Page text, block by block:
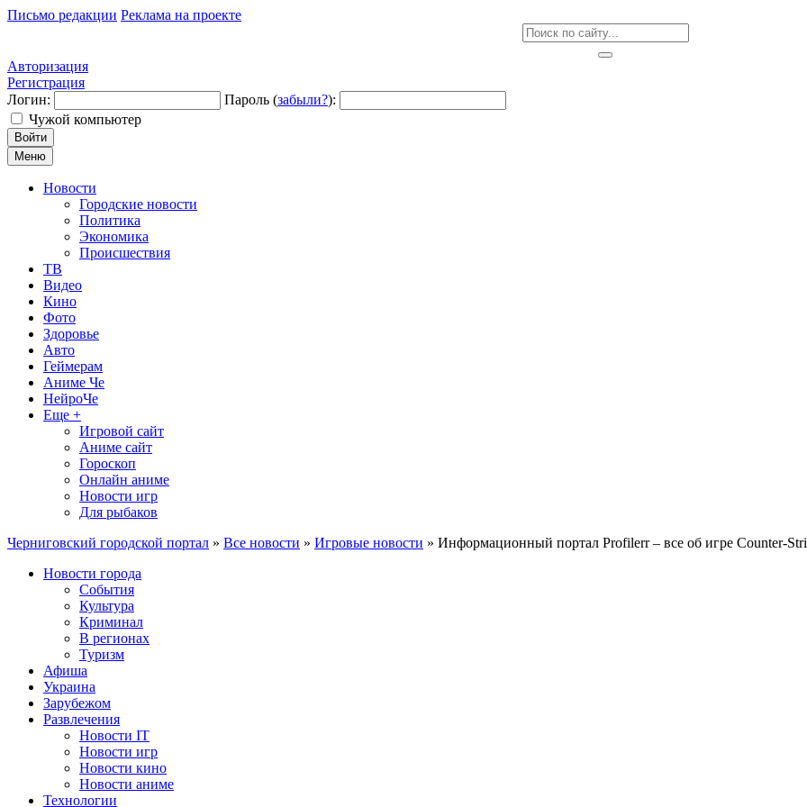
Письмо редакции Реклама на проекте
Авторизация
Регистрация
Логин:
Пароль (забыли?):
Чужой компьютер
Войти
Меню
Новости
Городские новости
Политика
Экономика
Происшествия
ТВ
Видео
Кино
Фото
Здоровье
Авто
Геймерам
Аниме Че
НейроЧе
Еще +
Игровой сайт
Аниме сайт
Гороскоп
Онлайн аниме
Новости игр
Для рыбаков
Черниговский городской портал » Все новости » Игровые новости » Информационный портал Profilerr – все об игре Counter-
Новости города
События
Культура
Криминал
В регионах
Туризм
Афиша
Украина
Зарубежом
Развлечения
Новости IT
Новости игр
Новости кино
Новости аниме
Технологии